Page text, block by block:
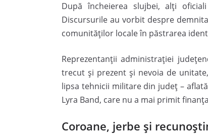
După încheierea slujbei, alți
Discursurile au vorbit despre
comunităților locale în păstrarea
Reprezentanții administrației
trecut și prezent și nevoia de
lipsa tehnicii militare din județ –
Lyra Band, care nu a mai primit
Coroane, jerbe și